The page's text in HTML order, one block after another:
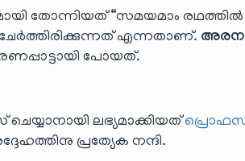
തോന്നിയത് “സമയമാം
എന്നതാണ്.
പോയത്.
ലഭ്യമാക്കിയത്
പ്രത്യേക നന്ദി.